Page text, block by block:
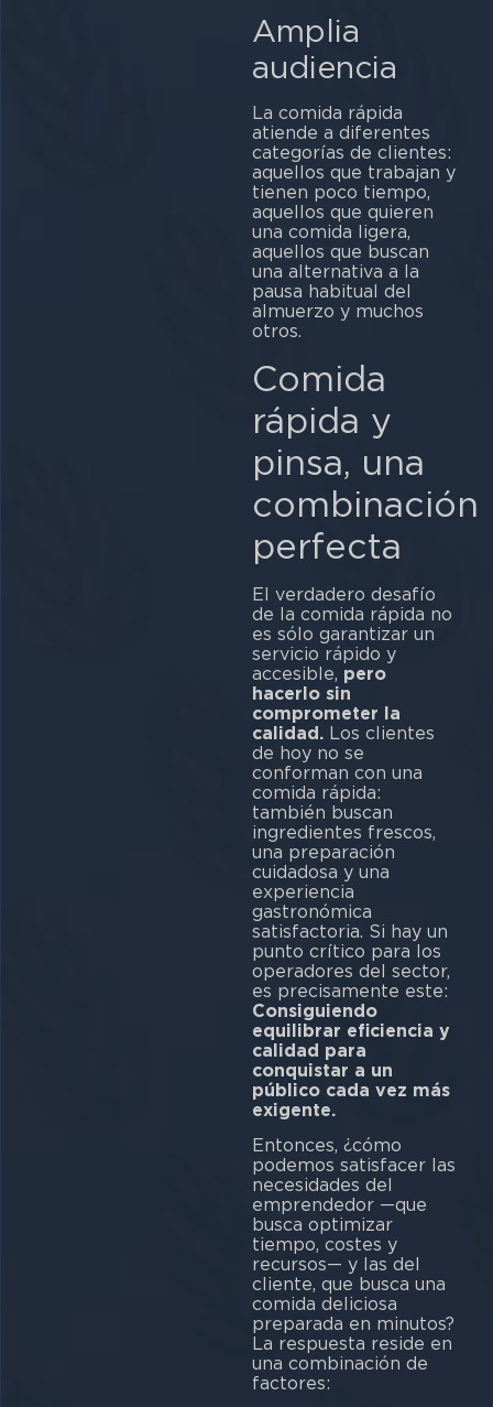
Amplia
audiencia
La comida rápida
atiende a diferentes
categorías de clientes:
aquellos que trabajan y
tienen poco tiempo,
aquellos que quieren
una comida ligera,
aquellos que buscan
una alternativa a la
pausa habitual del
almuerzo y muchos
otros.
Comida
rápida y
pinsa, una
combinación
perfecta
El verdadero desafío
de la comida rápida no
es sólo garantizar un
servicio rápido y
accesible, pero
hacerlo sin
comprometer la
calidad.Los clientes
de hoy no se
conforman con una
comida rápida:
también buscan
ingredientes frescos,
una preparación
cuidadosa y una
experiencia
gastronómica
satisfactoria. Si hay un
punto crítico para los
operadores del sector,
es precisamente este:
Consiguiendo
equilibrar eficiencia y
calidad para
conquistar a un
público cada vez más
exigente.
Entonces, ¿cómo
podemos satisfacer las
necesidades del
emprendedor —que
busca optimizar
tiempo, costes y
recursos— y las del
cliente, que busca una
comida deliciosa
preparada en minutos?
La respuesta reside en
una combinación de
factores: